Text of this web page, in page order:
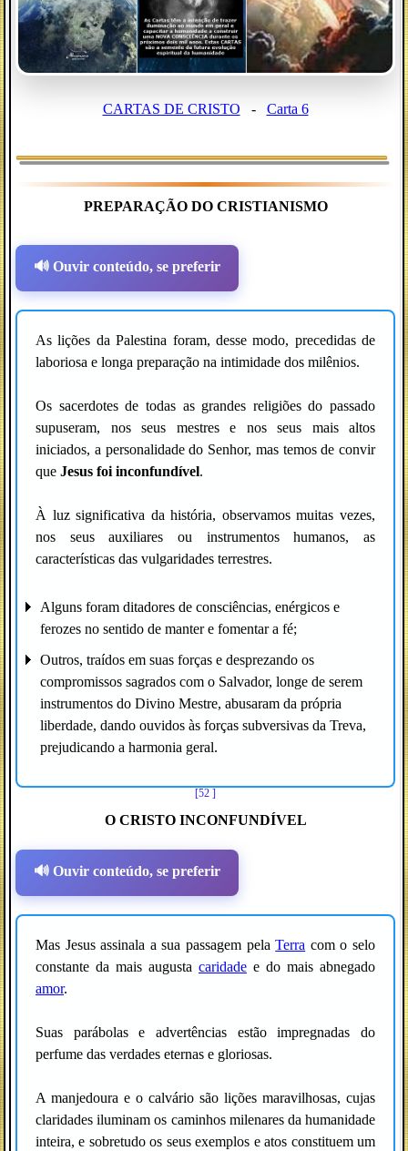
CARTAS DE CRISTO - Carta 6
PREPARAÇÃO DO CRISTIANISMO
🔊 Ouvir conteúdo, se preferir
As lições da Palestina foram, desse modo, precedidas de
laboriosa e longa preparação na intimidade dos milênios.
Os sacerdotes de todas as grandes religiões do passado
supuseram, nos seus mestres e nos seus mais altos
iniciados, a personalidade do Senhor, mas temos de convir
que Jesus foi inconfundível.
À luz significativa da história, observamos muitas vezes,
nos seus auxiliares ou instrumentos humanos, as
características das vulgaridades terrestres.
Alguns foram ditadores de consciências, enérgicos e
ferozes no sentido de manter e fomentar a fé;
Outros, traídos em suas forças e desprezando os
compromissos sagrados com o Salvador, longe de serem
instrumentos do Divino Mestre, abusaram da própria
liberdade, dando ouvidos às forças subversivas da Treva,
prejudicando a harmonia geral.
[52 ]
O CRISTO INCONFUNDÍVEL
🔊 Ouvir conteúdo, se preferir
Mas Jesus assinala a sua passagem pelaTerra com o selo
constante da mais augusta caridade e do mais abnegado
amor.
Suas parábolas e advertências estão impregnadas do
perfume das verdades eternas e gloriosas.
A manjedoura e o calvário são lições maravilhosas, cujas
claridades iluminam os caminhos milenares da humanidade
inteira, e sobretudo os seus exemplos e atos constituem um